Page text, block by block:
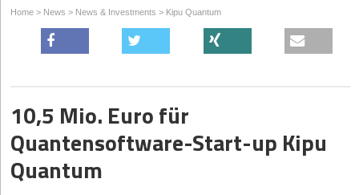
Home > News > News & Investments > Kipu Quantum
10,5 Mio. Euro für
Quantensoftware-Start-up Kipu
Quantum